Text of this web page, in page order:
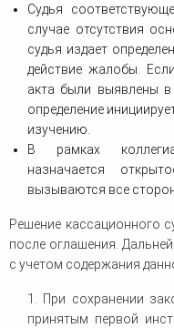
Судья
случае отсутствия
судья издает
действие жалобы.
акта были выявлены в
определение
изучению.
В рамках
назначается
вызываются все
Решение кассационного
после оглашения.
с учетом содержания
1. При сохранении
принятым первой